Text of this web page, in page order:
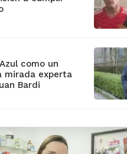
como un
mirada experta
Bardi